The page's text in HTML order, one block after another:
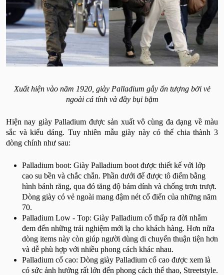
Xuất hiện vào năm 1920, giày Palladium gây ấn tượng bởi vẻ
ngoài cá tính và đầy bụi bặm
Hiện nay giày Palladium được sản xuất vô cùng đa dạng về màu
sắc và kiểu dáng. Tuy nhiên mẫu giày này có thể chia thành 3
dòng chính như sau:
Palladium boot: Giày Palladium boot được thiết kế với lớp
cao su bền và chắc chắn. Phần dưới đế được tô điểm bằng
hình bánh răng, qua đó tăng độ bám dính và chống trơn trượt.
Dòng giày có vẻ ngoài mang đậm nét cổ điển của những năm
70.
Palladium Low - Top: Giày Palladium cổ thấp ra đời nhằm
đem đến những trải nghiệm mới lạ cho khách hàng. Hơn nữa
dòng items này còn giúp người dùng di chuyển thuận tiện hơn
và dễ phù hợp với nhiều phong cách khác nhau.
Palladium cổ cao: Dòng giày Palladium cổ cao được xem là
có sức ảnh hưởng rất lớn đến phong cách thể thao, Streetstyle.